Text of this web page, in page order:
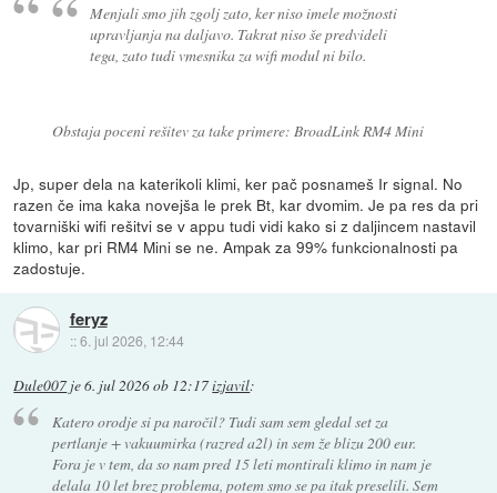
Menjali smo jih zgolj zato, ker niso imele možnosti
upravljanja na daljavo. Takrat niso še predvideli
tega, zato tudi vmesnika za wifi modul ni bilo.
Obstaja poceni rešitev za take primere: BroadLink RM4 Mini
Jp, super dela na katerikoli klimi, ker pač posnameš Ir signal. No
razen če ima kaka novejša le prek Bt, kar dvomim. Je pa res da pri
tovarniški wifi rešitvi se v appu tudi vidi kako si z daljincem nastavil
klimo, kar pri RM4 Mini se ne. Ampak za 99% funkcionalnosti pa
zadostuje.
feryz
::6. jul 2026, 12:44
Dule007 je6. jul 2026 ob 12:17izjavil:
Katero orodje si pa naročil? Tudi sam sem gledal set za
pertlanje + vakuumirka (razred a2l) in sem že blizu 200 eur.
Fora je v tem, da so nam pred 15 leti montirali klimo in nam je
delala 10 let brez problema, potem smo se pa itak preselili. Sem